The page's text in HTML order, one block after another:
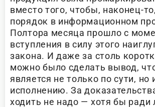
вместо того, чтобы, наконец-
порядок в информационном
Полтора месяца прошло с
вступления в силу этого
закона. И даже за столь
можно было сделать вывод,
является не только по сути, но
исполнению. За
ходить не надо — хотя бы ради